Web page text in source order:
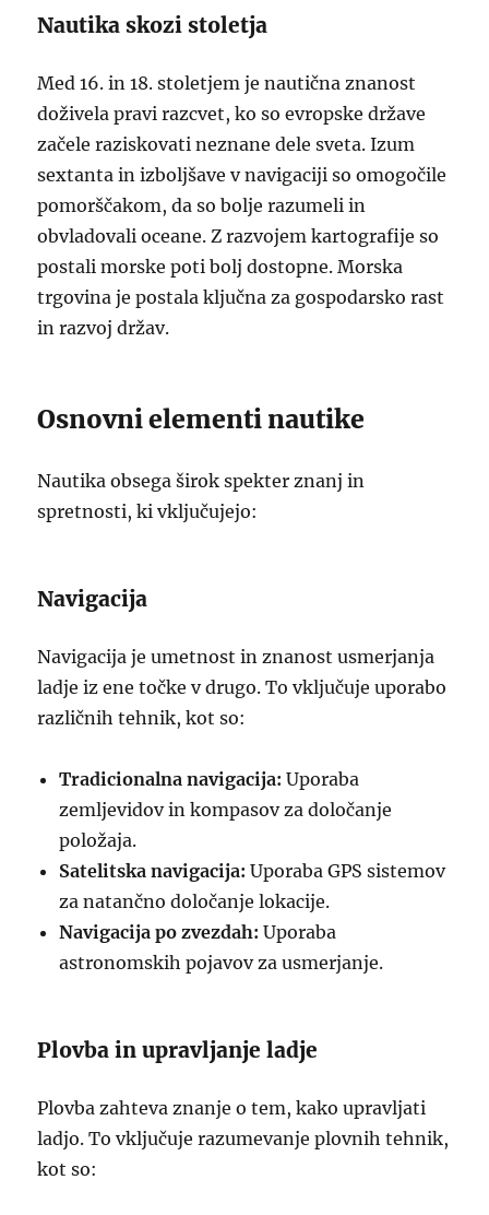
Nautika skozi stoletja
Med 16. in 18. stoletjem je nautična znanost
doživela pravi razcvet, ko so evropske države
začele raziskovati neznane dele sveta. Izum
sextanta in izboljšave v navigaciji so omogočile
pomorščakom, da so bolje razumeli in
obvladovali oceane. Z razvojem kartografije so
postali morske poti bolj dostopne. Morska
trgovina je postala ključna za gospodarsko rast
in razvoj držav.
Osnovni elementi nautike
Nautika obsega širok spekter znanj in
spretnosti, ki vključujejo:
Navigacija
Navigacija je umetnost in znanost usmerjanja
ladje iz ene točke v drugo. To vključuje uporabo
različnih tehnik, kot so:
Tradicionalna navigacija: Uporaba
zemljevidov in kompasov za določanje
položaja.
Satelitska navigacija: Uporaba GPS sistemov
za natančno določanje lokacije.
Navigacija po zvezdah: Uporaba
astronomskih pojavov za usmerjanje.
Plovba in upravljanje ladje
Plovba zahteva znanje o tem, kako upravljati
ladjo. To vključuje razumevanje plovnih tehnik,
kot so: